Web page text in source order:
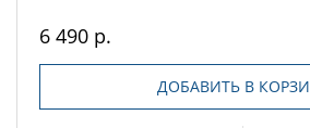
6 490 р.
ДОБАВИТЬ В